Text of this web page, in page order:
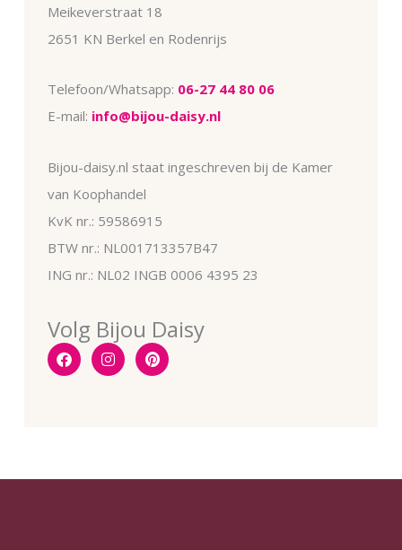
Meikeverstraat 18
2651 KN Berkel en Rodenrijs
Telefoon/Whatsapp: 06-27 44 80 06
E-mail: info@bijou-daisy.nl
Bijou-daisy.nl staat ingeschreven bij de Kamer
van Koophandel
KvK nr.: 59586915
BTW nr.: NL001713357B47
ING nr.: NL02 INGB 0006 4395 23
Volg Bijou Daisy
F
a
c
I
n
s
P
i
n